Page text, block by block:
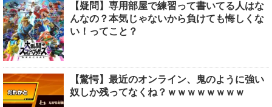
【疑問】専用部屋で練習って書いてる人はな
んなの？本気じゃないから負けても悔しくな
い！ってこと？
【驚愕】最近のオンライン、鬼のように強い
奴しか残ってなくね？ｗｗｗｗｗｗｗｗ